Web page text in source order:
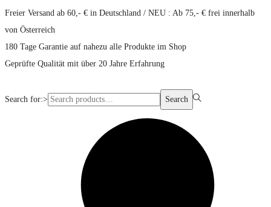
Freier Versand ab 60,- € in Deutschland / NEU : Ab 75,- € frei innerhalb
von Österreich
180 Tage Garantie auf nahezu alle Produkte im Shop
Geprüfte Qualität mit über 20 Jahre Erfahrung
Search for:> Search